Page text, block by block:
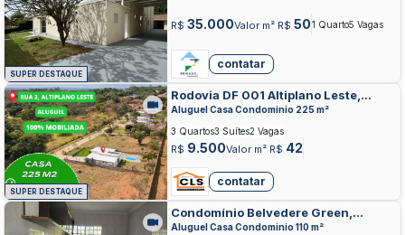
SUPER DESTAQUE
R$ 35.000Valor m² R$ 501 Quarto5 Vagas
contatar
SUPER DESTAQUE
Rodovia DF 001 Altiplano Leste,
ALTIPLANO LESTE, BRASILIA
Aluguel Casa Condominio 225 m²
R$ 9.500Valor m² R$ 42
3 Quartos3 Suítes2 Vagas
contatar
Condomínio Belvedere Green,
JARDIM BOTANICO, BRASILIA
Aluguel Casa Condominio 110 m²